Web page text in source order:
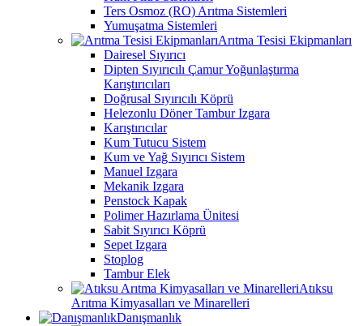
Ters Osmoz (RO) Arıtma Sistemleri
Yumuşatma Sistemleri
Arıtma Tesisi Ekipmanları
Dairesel Sıyırıcı
Dipten Sıyırıcılı Çamur Yoğunlaştırma
Karıştırıcıları
Doğrusal Sıyırıcılı Köprü
Helezonlu Döner Tambur Izgara
Karıştırıcılar
Kum Tutucu Sistem
Kum ve Yağ Sıyırıcı Sistem
Manuel Izgara
Mekanik Izgara
Penstock Kapak
Polimer Hazırlama Ünitesi
Sabit Sıyırıcı Köprü
Sepet Izgara
Stoplog
Tambur Elek
Atıksu
Arıtma Kimyasalları ve Minarelleri
Danışmanlık